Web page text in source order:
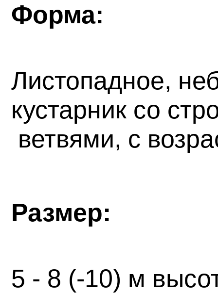
Форма:
Листопадное,
кустарник со
ветвями, с
Размер:
5 - 8 (-10) м